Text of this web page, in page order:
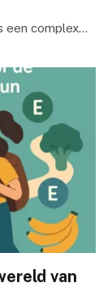
een complex…
van